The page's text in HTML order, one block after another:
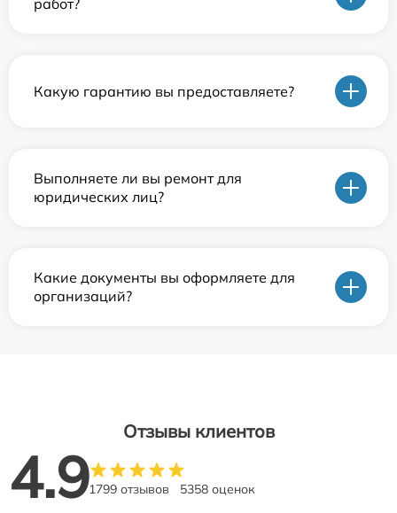
работ?
Какую гарантию вы предоставляете?
Выполняете ли вы ремонт для
юридических лиц?
Какие документы вы оформляете для
организаций?
Отзывы клиентов
4.91799 отзывов 5358 оценок